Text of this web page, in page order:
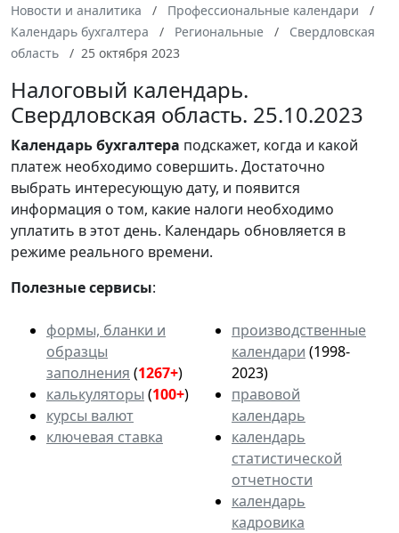
Новости и аналитика
Профессиональные календари
Календарь бухгалтера
Региональные
Свердловская
область
25 октября 2023
Налоговый календарь.
Свердловская область. 25.10.2023
Календарьбухгалтера подскажет, когда и какой
платеж необходимо совершить. Достаточно
выбрать интересующую дату, и появится
информация о том, какие налоги необходимо
уплатить в этот день. Календарь обновляется в
режиме реального времени.
Полезные сервисы:
формы, бланки и
образцы
заполнения (1267+)
калькуляторы (100+)
курсы валют
ключевая ставка
производственные
календари (1998-
2023)
правовой
календарь
календарь
статистической
отчетности
календарь
кадровика